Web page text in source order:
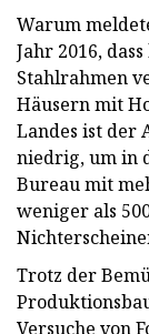
Warum
Jahr 2016,
Stahlrahmen
Häusern mit
Landes ist der
niedrig, um in
Bureau mit
weniger als
Trotz der
Versuche von